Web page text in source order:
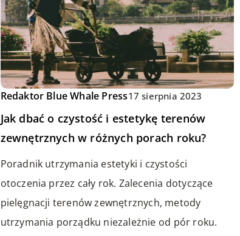
Redaktor Blue Whale Press17 sierpnia 2023
Jak dbać o czystość i estetykę terenów
zewnętrznych w różnych porach roku?
Poradnik utrzymania estetyki i czystości
otoczenia przez cały rok. Zalecenia dotyczące
pielęgnacji terenów zewnętrznych, metody
utrzymania porządku niezależnie od pór roku.